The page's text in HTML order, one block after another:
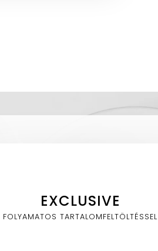
EXCLUSIVE
FOLYAMATOS TARTALOMFELTÖLTÉSSEL